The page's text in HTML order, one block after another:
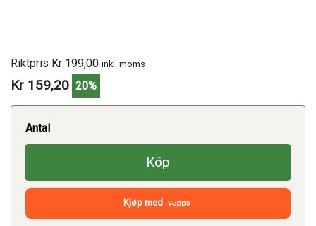
Riktpris Kr 199,00 inkl. moms
Kr 159,20 20%
Antal
Köp
Kjøp med